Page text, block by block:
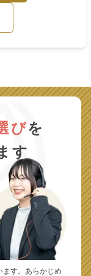
びを
す
す。あらかじめ